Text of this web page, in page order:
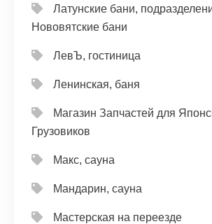
Латунские бани,
Нововятские бани
ЛевЪ, гостиница
Ленинская, баня
Магазин Запчастей для
Грузовиков
Макс, сауна
Мандарин, сауна
Мастерская на переезде